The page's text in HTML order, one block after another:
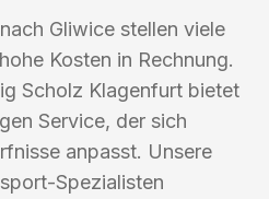
Gliwice stellen viele
Kosten in Rechnung.
Scholz Klagenfurt bietet
Service, der sich
anpasst. Unsere
Spezialisten